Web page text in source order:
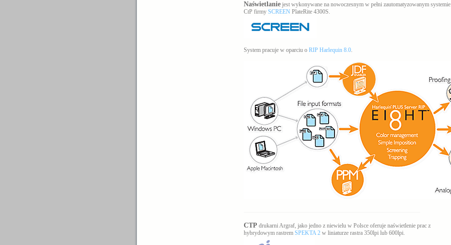
Naświetlanie jest wykonywane na nowoczesnym w pełni zautomatyzowanym systemie
CtP firmy SCREEN PlateRite 4300S.
System pracuje w oparciu o RIP Harlequin 8.0.
CTP drukarni Argraf, jako jedno z niewielu w Polsce oferuje naświetlenie prac z
hybrydowym rastrem SPEKTA 2 w liniaturze rastra 350lpi lub 600lpi.